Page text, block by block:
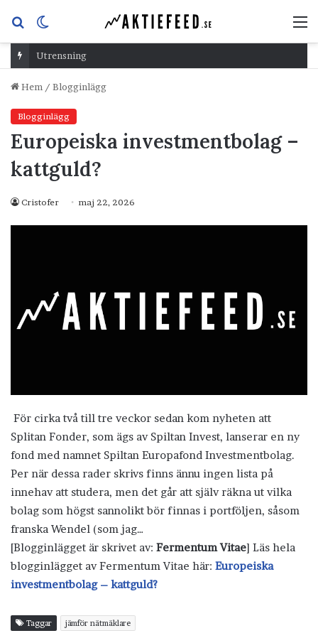
Sök
efterskin
Utrensning
Hem / Blogginlägg
Blogginlägg
Europeiska investmentbolag –
kattguld?
Cristofer maj 22, 2026
För cirka två till tre veckor sedan kom nyheten att
Splitan Fonder, som ägs av Spiltan Invest, lanserar en ny
fond med namnet Spiltan Europafond Investmentbolag.
Per när dessa rader skrivs finns ännu ingen lista på
innehav att studera, men det går att själv räkna ut vilka
bolag som högst sannolikt bör finnas i portföljen, såsom
franska Wendel (som jag…
[Blogginlägget är skrivet av: Fermentum Vitae] Läs hela
blogginlägget av Fermentum Vitae här: Europeiska
investmentbolag – kattguld?
Taggar jämför nätmäklare